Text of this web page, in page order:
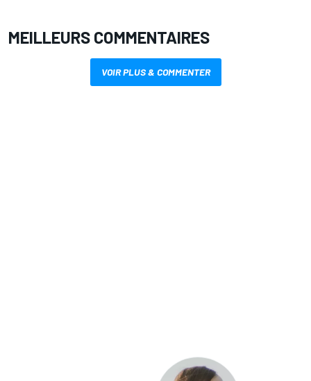
MEILLEURS COMMENTAIRES
VOIR PLUS & COMMENTER